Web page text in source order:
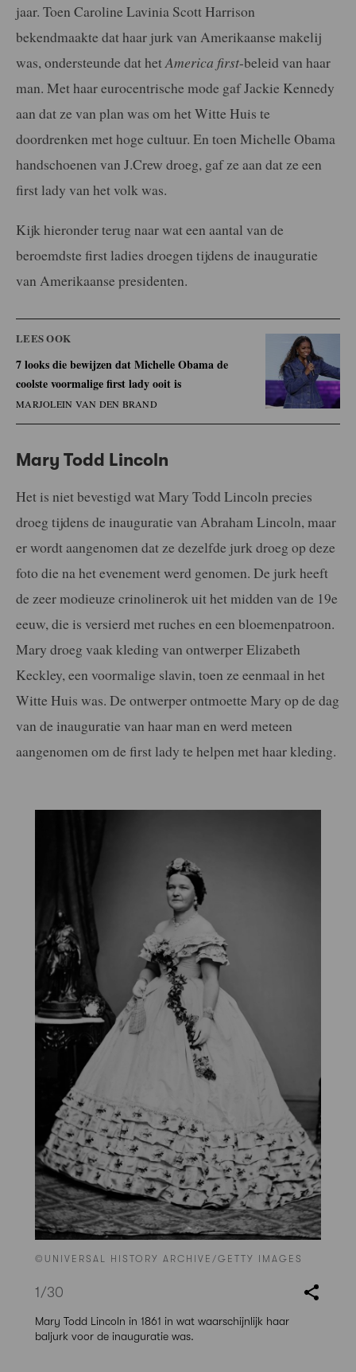
jaar. Toen Caroline Lavinia Scott Harrison
bekendmaakte dat haar jurk van Amerikaanse makelij
was, ondersteunde dat hetAmerica first-beleid van haar
man. Met haar eurocentrische mode gaf Jackie Kennedy
aan dat ze van plan was om het Witte Huis te
doordrenken met hoge cultuur. En toen Michelle Obama
handschoenen van J.Crew droeg, gaf ze aan dat ze een
first lady van het volk was.
Kijk hieronder terug naar wat een aantal van de
beroemdste first ladies droegen tijdens de inauguratie
van Amerikaanse presidenten.
LEES OOK
7 looks die bewijzen dat Michelle Obama de
coolste voormalige first lady ooit is
MARJOLEIN VAN DEN BRAND
Mary Todd Lincoln
Het is niet bevestigd wat Mary Todd Lincoln precies
droeg tijdens de inauguratie van Abraham Lincoln, maar
er wordt aangenomen dat ze dezelfde jurk droeg op deze
foto die na het evenement werd genomen. De jurk heeft
de zeer modieuze crinolinerok uit het midden van de 19e
eeuw, die is versierd met ruches en een bloemenpatroon.
Mary droeg vaak kleding van ontwerper Elizabeth
Keckley, een voormalige slavin, toen ze eenmaal in het
Witte Huis was. De ontwerper ontmoette Mary op de dag
van de inauguratie van haar man en werd meteen
aangenomen om de first lady te helpen met haar kleding.
©UNIVERSAL HISTORY ARCHIVE/GETTY IMAGES
1/30
Mary Todd Lincoln in 1861 in wat waarschijnlijk haar
baljurk voor de inauguratie was.